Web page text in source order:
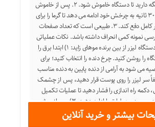
ثانیه فشار دهید و نگه دارید تا دستگاه خاموش شود. ۲. پس از خاموش
شدن، فن به مدت ۳۰ ثانیه به چرخش خود ادامه می دهد تا گرما را برای
برد دستگاه به طور کامل دفع کند. ۳. طبیعی است که تعداد صفحات
نمونه کمی انحراف داشته باشد. نکات عملیاتی
هنگام استفاده از دستگاه لیزر از بین برنده موهای زاید: ۱) ابتدا برق را
را روشن کنید. چرخ دنده را انتخاب کنید؛ برای
می شود به آرامی از دنده پایین به دنده مناسب
۲) لطفاً سر لیزر را روی پوست قرار دهید، پس از چشمک
دکمه راه اندازی را فشار دهید تا عملیات تکمیل
شود. به قسمت بعدی بروید و عملیات را ادامه دهید. ۳) پس از روشن
را برای عملیات انتشار نور فشار دهید، دکمه
حالت خودکار / دستی انتشار نور فشار دهید. دوره
بیشتر و خرید آنلاین